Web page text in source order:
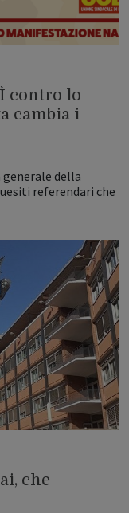
contro lo
cambia i
generale della
referendari che
che